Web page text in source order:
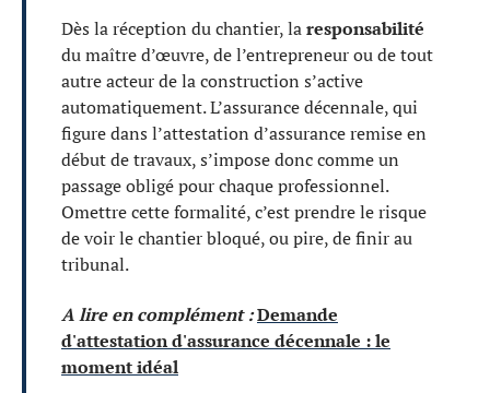
Dès la réception du chantier, laresponsabilité
du maître d’œuvre, de l’entrepreneur ou de tout
autre acteur de la construction s’active
automatiquement. L’assurance décennale, qui
figure dans l’attestation d’assurance remise en
début de travaux, s’impose donc comme un
passage obligé pour chaque professionnel.
Omettre cette formalité, c’est prendre le risque
de voir le chantier bloqué, ou pire, de finir au
tribunal.
A lire en complément :Demande
d'attestation d'assurance décennale : le
moment idéal